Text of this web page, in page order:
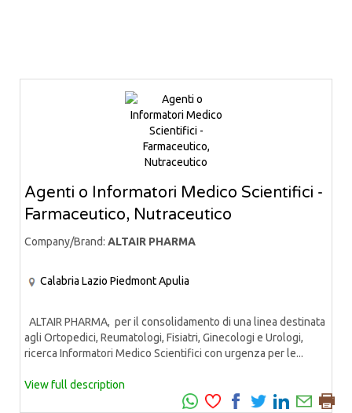
Agenti o Informatori Medico Scientifici -
Farmaceutico, Nutraceutico
Company/Brand: ALTAIR PHARMA
Calabria Lazio PiedmontApulia
ALTAIR PHARMA, per il consolidamento di una linea destinata
agli Ortopedici, Reumatologi, Fisiatri, Ginecologi e Urologi,
ricerca Informatori Medico Scientifici con urgenza per le...
View full description